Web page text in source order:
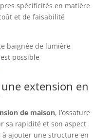
spécificités en matière
et de faisabilité
baignée de lumière
possible
extension en
de maison, l’ossature
sa rapidité et son aspect
à ajouter une structure en